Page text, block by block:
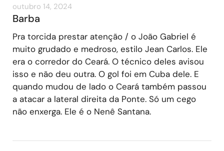
outubro 14, 2024
Barba
Pra torcida prestar atenção / o João Gabriel é
muito grudado e medroso, estilo Jean Carlos. Ele
era o corredor do Ceará. O técnico deles avisou
isso e não deu outra. O gol foi em Cuba dele. E
quando mudou de lado o Ceará também passou
a atacar a lateral direita da Ponte. Só um cego
não enxerga. Ele é o Nenê Santana.